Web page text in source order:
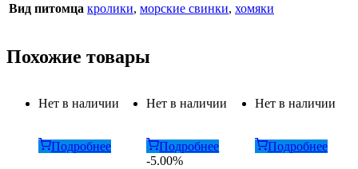
Вид питомца кролики, морские свинки, хомяки
Похожие товары
Нет в наличии
Подробнее
Нет в наличии
Подробнее
-5.00%
Нет в наличии
Подробнее